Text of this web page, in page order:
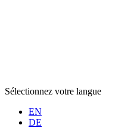
Sélectionnez votre langue
EN
DE